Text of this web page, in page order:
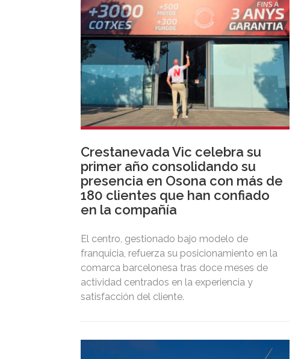
Crestanevada Vic celebra su
primer año consolidando su
presencia en Osona con más de
180 clientes que han confiado
en la compañía
El centro, gestionado bajo modelo de
franquicia, refuerza su posicionamiento en la
comarca barcelonesa tras doce meses de
actividad centrados en la experiencia y
satisfacción del cliente.